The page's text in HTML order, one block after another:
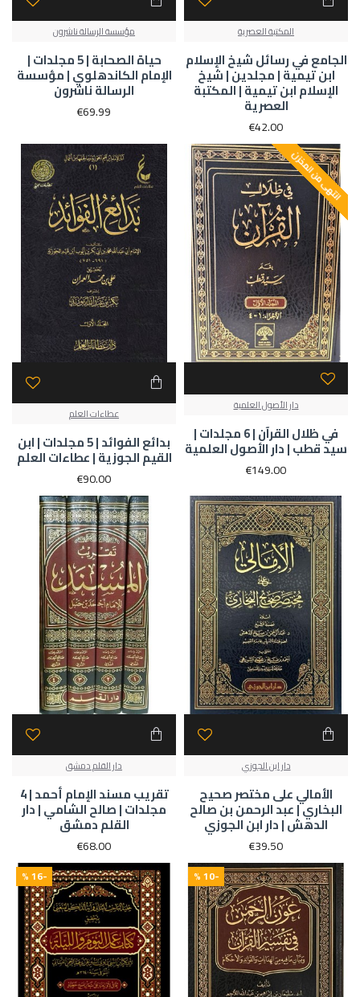
المكتبة العصرية
الجامع في رسائل شيخ الإسلام
ابن تيمية | مجلدين | شيخ
الإسلام ابن تيمية | المكتبة
العصرية
€42.00
مؤسسة الرسالة ناشرون
حياة الصحابة | 5 مجلدات |
الإمام الكاندهلوي | مؤسسة
الرسالة ناشرون
€69.99
انتهى من المخزن
دار الأصول العلمية
في ظلال القرآن | 6 مجلدات |
سيد قطب | دار الأصول العلمية
€149.00
عطاءات العلم
بدائع الفوائد | 5 مجلدات | ابن
القيم الجوزية | عطاءات العلم
€90.00
دار ابن الجوزي
الأمالي على مختصر صحيح
البخاري | عبد الرحمن بن صالح
الدهش | دار ابن الجوزي
€39.50
دار القلم دمشق
تقريب مسند الإمام أحمد | 4
مجلدات | صالح الشامي | دار
القلم دمشق
€68.00
-10 %
-16 %